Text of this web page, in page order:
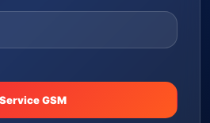
Service GSM